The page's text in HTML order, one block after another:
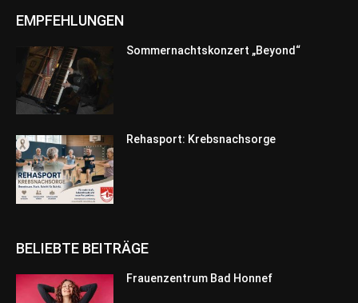
EMPFEHLUNGEN
Sommernachtskonzert „Beyond“
Rehasport: Krebsnachsorge
BELIEBTE BEITRÄGE
Frauenzentrum Bad Honnef